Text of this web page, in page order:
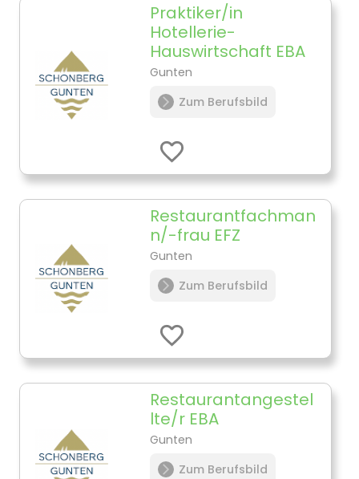
Praktiker/in
Hotellerie-
Hauswirtschaft EBA
Gunten
Zum Berufsbild
Restaurantfachman
n/-frau EFZ
Gunten
Zum Berufsbild
Restaurantangestel
lte/r EBA
Gunten
Zum Berufsbild